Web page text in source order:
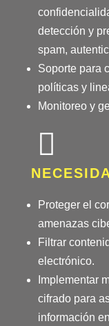
detección y
spam,
Soporte para
políticas y
Monitoreo y
Proteger el
amenazas
Filtrar
electrónico.
Implementar
cifrado para
información